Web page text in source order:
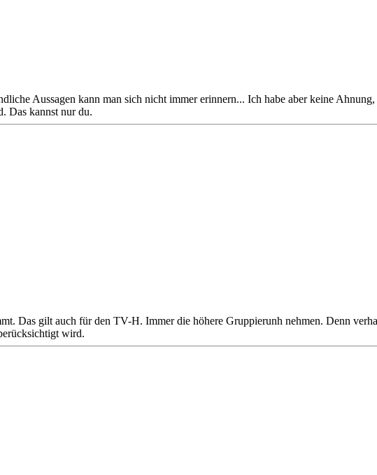
Aussagen kann man sich nicht immer erinnern... Ich habe aber keine
Das kannst nur du.
Das gilt auch für den TV-H. Immer die höhere Gruppierunh nehmen. Denn
wird.